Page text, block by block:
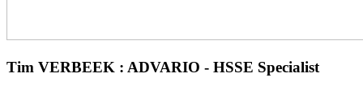
Tim VERBEEK : ADVARIO - HSSE Specialist